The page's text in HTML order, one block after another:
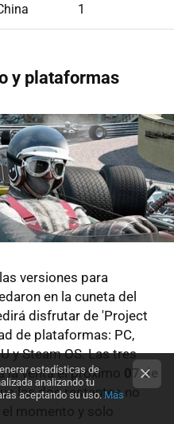
1
y plataformas
versiones para
en la cuneta del
disfrutar de 'Project
de plataformas: PC,
y Steam OS. Las tres
la venta el próximo 07 de
las dos restantes no
momento y solo
estadísticas de
analizando tu
aceptando su uso. Más